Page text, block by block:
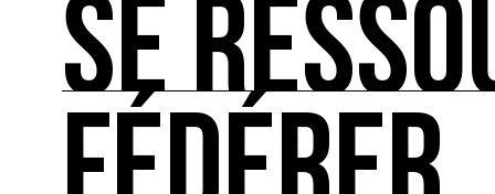
Les bonnes pratiques, guides et outils pour
SE
SE RESSOURCER
Les ressources théoriques et inspirantes sur